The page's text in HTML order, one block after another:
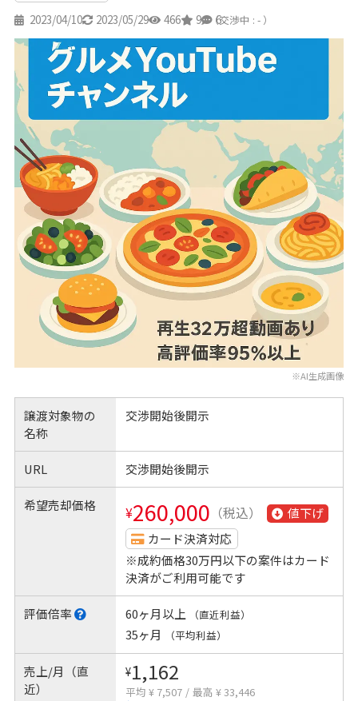
2023/04/10 2023/05/29 466 9 6
（交渉中 : - ）
※AI生成画像
譲渡対象物の
名称
交渉開始後開示
URL 交渉開始後開示
希望売却価格 ¥260,000 （税込）
値下げ
カード決済対応
※成約価格30万円以下の案件はカード
決済がご利用可能です
評価倍率 60ヶ月以上 （直近利益）
35ヶ月 （平均利益）
売上/月（直
近）
¥1,162
平均 ¥ 7,507 / 最高 ¥ 33,446